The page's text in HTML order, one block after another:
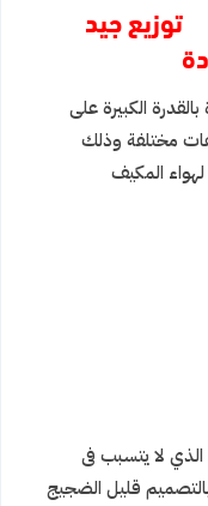
توزيع جيد
فالكون 32200 وحدة بالقدرة الكبيرة على
مختلفة وذلك
المكيف
لا يتسبب فى
بالتصميم قليل الضجيج